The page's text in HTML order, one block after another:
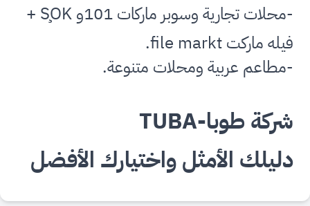
-محلات تجارية وسوبر ماركات 101و
ŞOK
+
فيله ماركتfile markt
.
-مطاعم عربية ومحلات متنوعة.
شركة طوبا-TUBA
دليلك الأمثل واختيارك الأفضل